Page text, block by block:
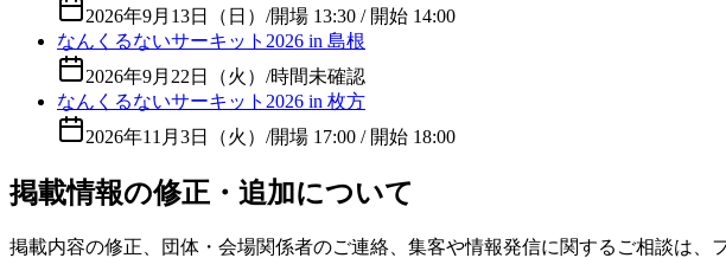
2026年9月13日（日） /開場 13:30 / 開始 14:00
なんくるないサーキット2026 in 島根
2026年9月22日（火） /時間未確認
なんくるないサーキット2026 in 枚方
2026年11月3日（火） /開場 17:00 / 開始 18:00
掲載情報の修正・追加について
掲載内容の修正、団体・会場関係者のご連絡、集客や情報発信に関するご相談は、